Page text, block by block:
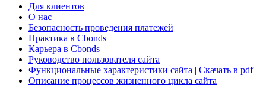
Для клиентов
О нас
Безопасность проведения платежей
Практика в Cbonds
Карьера в Cbonds
Руководство пользователя сайта
Функциональные характеристики сайта | Скачать в pdf
Описание процессов жизненного цикла сайта